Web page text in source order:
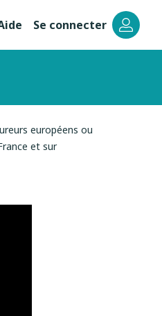
Se connecter
européens ou
et sur